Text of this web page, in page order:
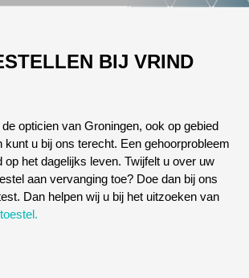
BIJ VRIND
opticien van Groningen, ook op gebied
kunt u bij ons terecht. Een gehoorprobleem
op het dagelijks leven. Twijfelt u over uw
aan vervanging toe? Doe dan bij ons
Dan helpen wij u bij het uitzoeken van